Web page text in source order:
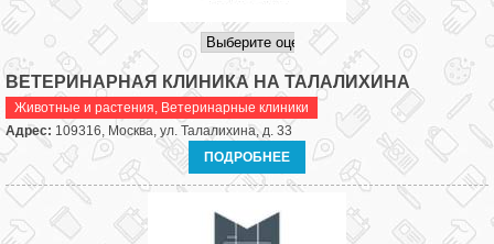
ВЕТЕРИНАРНАЯ КЛИНИКА НА ТАЛАЛИХИНА
Животные и растения, Ветеринарные клиники
Адрес: 109316, Москва, ул. Талалихина, д. 33
ПОДРОБНЕЕ